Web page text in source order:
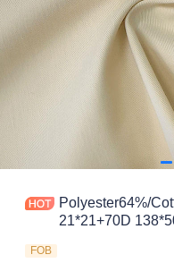
Polyester64%/
21*21+70D
FOB
Контакты